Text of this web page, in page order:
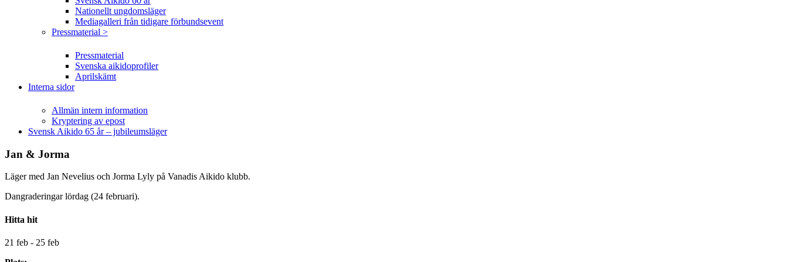
Nationellt ungdomsläger
Mediagalleri från tidigare förbundsevent
Pressmaterial >
Pressmaterial
Svenska aikidoprofiler
Aprilskämt
Interna sidor
Allmän intern information
Kryptering av epost
Svensk Aikido 65 år – jubileumsläger
Jan & Jorma
Läger med Jan Nevelius och Jorma Lyly på Vanadis Aikido klubb.
Dangraderingar lördag (24 februari).
Hitta hit
21 feb - 25 feb